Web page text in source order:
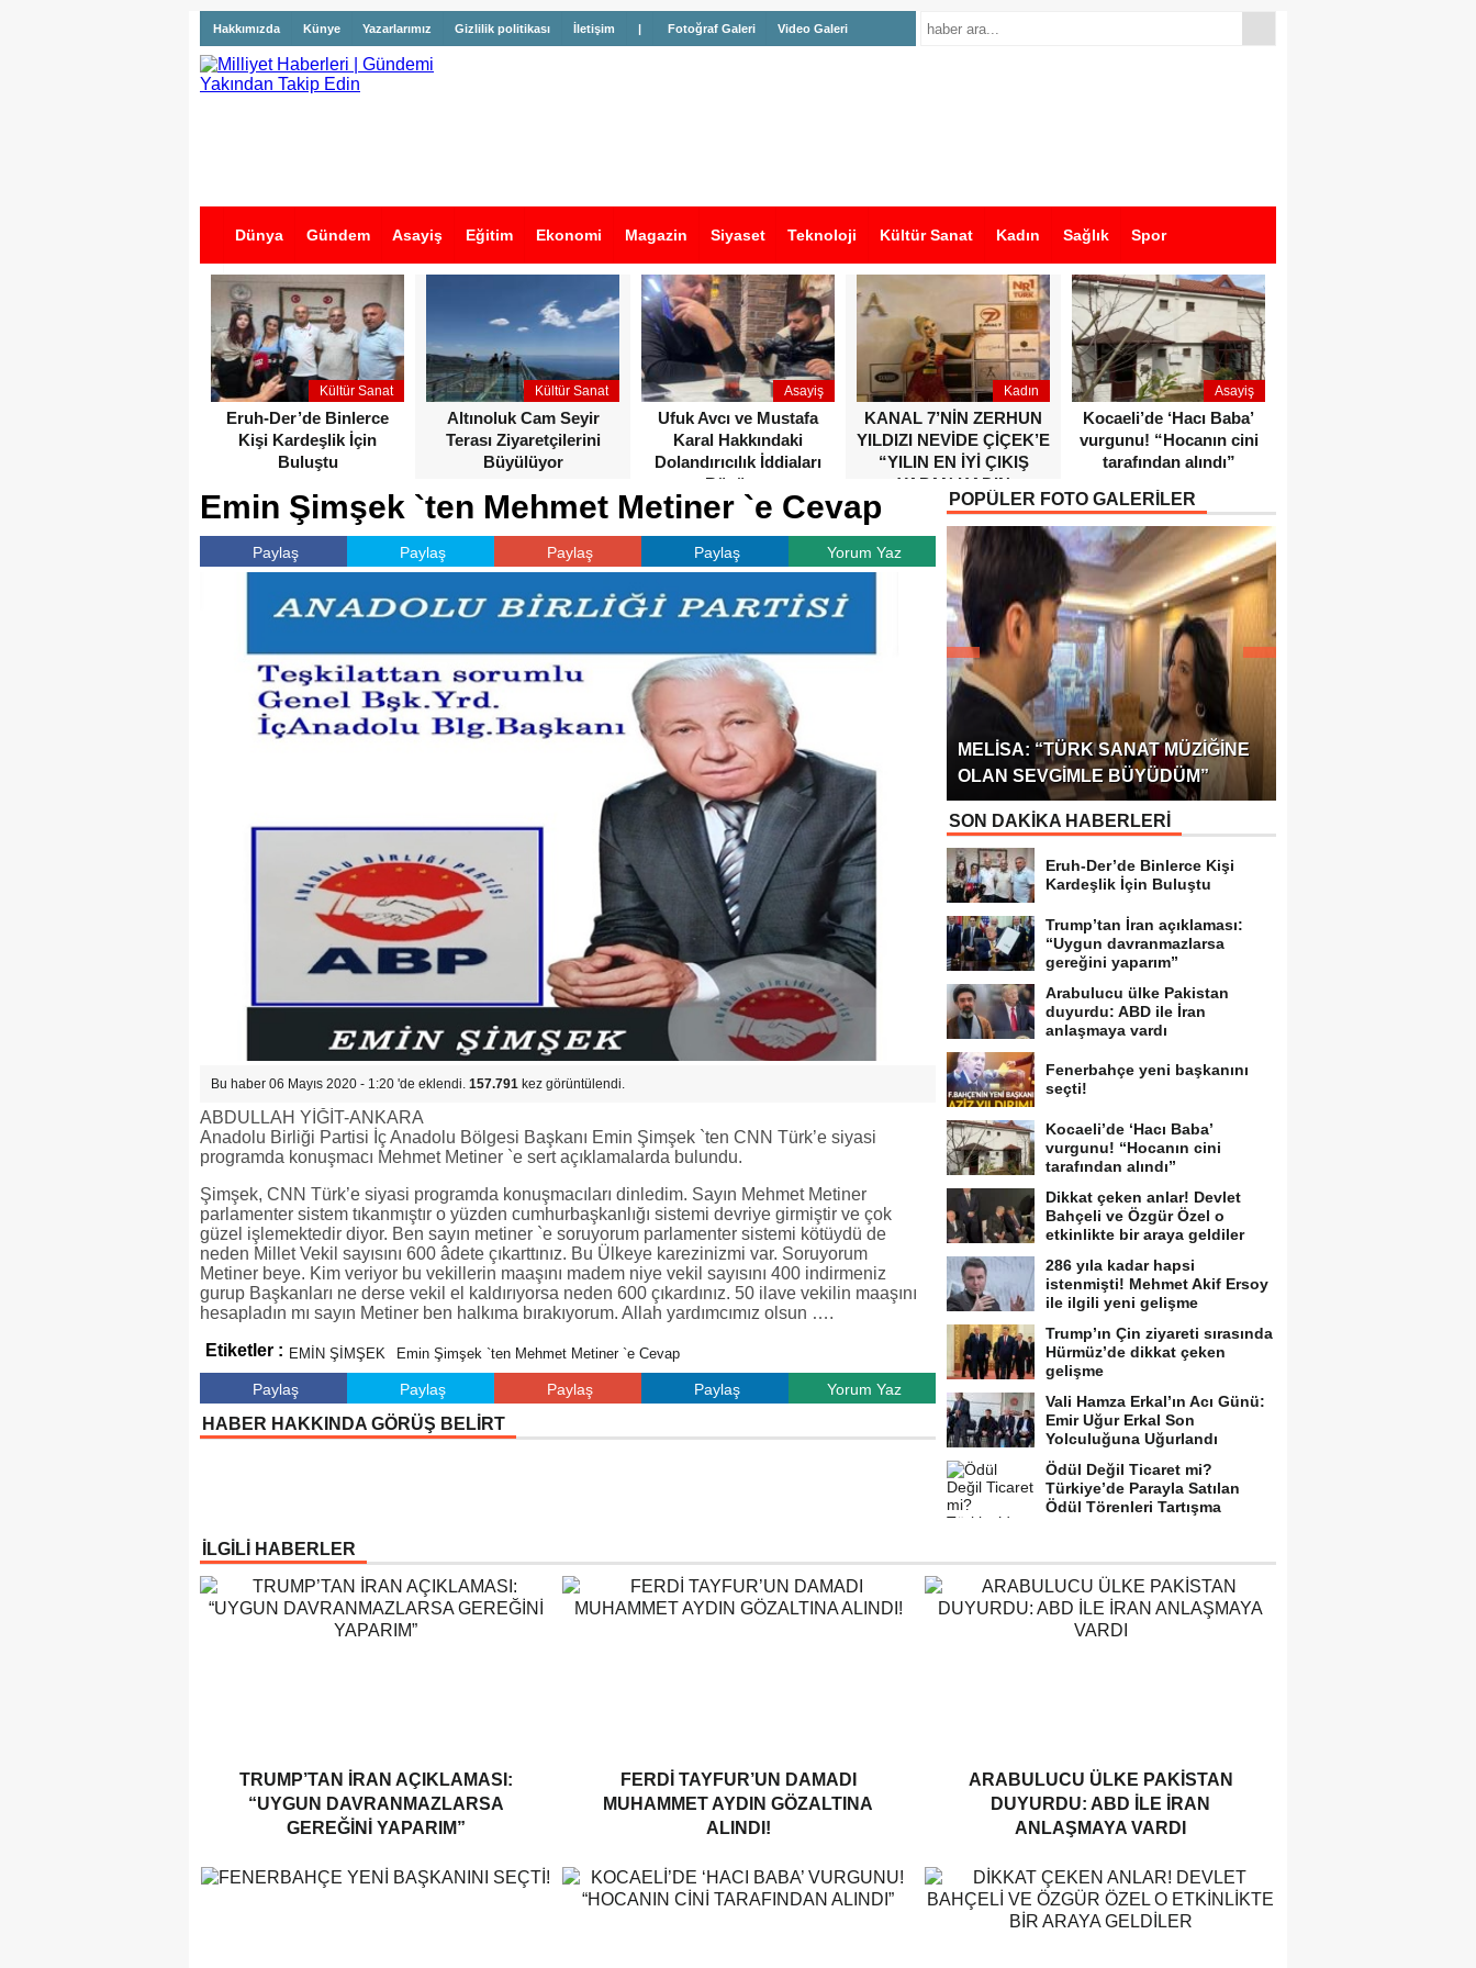
Hakkımızda Künye Yazarlarımız Gizlilik politikası İletişim | Fotoğraf Galeri Video Galeri
Dünya Gündem Asayiş Eğitim Ekonomi Magazin Siyaset Teknoloji Kültür Sanat Kadın Sağlık Spor
İş İlanları
Kültür Sanat
Eruh-Der’de Binlerce
Kişi Kardeşlik İçin
Buluştu
Kültür Sanat
Altınoluk Cam Seyir
Terası Ziyaretçilerini
Büyülüyor
Asayiş
Ufuk Avcı ve Mustafa
Karal Hakkındaki
Dolandırıcılık İddiaları
Büyüyor
Kadın
KANAL 7’NİN ZERHUN
YILDIZI NEVİDE ÇİÇEK’E
“YILIN EN İYİ ÇIKIŞ
YAPAN KADIN
OYUNCUSU” ÖDÜLÜ!
Asayiş
Kocaeli’de ‘Hacı Baba’
vurgunu! “Hocanın cini
tarafından alındı”
Emin Şimşek `ten Mehmet Metiner `e Cevap
Paylaş Paylaş Paylaş Paylaş Yorum Yaz
Bu haber 06 Mayıs 2020 - 1:20 'de eklendi. 157.791 kez görüntülendi.
ABDULLAH YİĞİT-ANKARA
Anadolu Birliği Partisi İç Anadolu Bölgesi Başkanı Emin Şimşek `ten CNN Türk’e siyasi
programda konuşmacı Mehmet Metiner `e sert açıklamalarda bulundu.
Şimşek, CNN Türk’e siyasi programda konuşmacıları dinledim. Sayın Mehmet Metiner
parlamenter sistem tıkanmıştır o yüzden cumhurbaşkanlığı sistemi devriye girmiştir ve çok
güzel işlemektedir diyor. Ben sayın metiner `e soruyorum parlamenter sistemi kötüydü de
neden Millet Vekil sayısını 600 âdete çıkarttınız. Bu Ülkeye karezinizmi var. Soruyorum
Metiner beye. Kim veriyor bu vekillerin maaşını madem niye vekil sayısını 400 indirmeniz
gurup Başkanları ne derse vekil el kaldırıyorsa neden 600 çıkardınız. 50 ilave vekilin maaşını
hesapladın mı sayın Metiner ben halkıma bırakıyorum. Allah yardımcımız olsun ….
Etiketler : EMİN ŞİMŞEK Emin Şimşek `ten Mehmet Metiner `e Cevap
Paylaş Paylaş Paylaş Paylaş Yorum Yaz
HABER HAKKINDA GÖRÜŞ BELİRT
POPÜLER FOTO GALERİLER
MELISA: “TÜRK SANAT MÜZIĞINE
OLAN SEVGIMLE BÜYÜDÜM”
SON DAKİKA HABERLERİ
Eruh-Der’de Binlerce Kişi
Kardeşlik İçin Buluştu
Trump’tan İran açıklaması:
“Uygun davranmazlarsa
gereğini yaparım”
Arabulucu ülke Pakistan
duyurdu: ABD ile İran
anlaşmaya vardı
Fenerbahçe yeni başkanını
seçti!
Kocaeli’de ‘Hacı Baba’
vurgunu! “Hocanın cini
tarafından alındı”
Dikkat çeken anlar! Devlet
Bahçeli ve Özgür Özel o
etkinlikte bir araya geldiler
286 yıla kadar hapsi
istenmişti! Mehmet Akif Ersoy
ile ilgili yeni gelişme
Trump’ın Çin ziyareti sırasında
Hürmüz’de dikkat çeken
gelişme
Vali Hamza Erkal’ın Acı Günü:
Emir Uğur Erkal Son
Yolculuğuna Uğurlandı
Ödül Değil Ticaret mi?
Türkiye’de Parayla Satılan
Ödül Törenleri Tartışma
İLGİLİ HABERLER
TRUMP’TAN İRAN AÇIKLAMASI:
“UYGUN DAVRANMAZLARSA
GEREĞINI YAPARIM”
FERDI TAYFUR’UN DAMADI
MUHAMMET AYDIN GÖZALTINA
ALINDI!
ARABULUCU ÜLKE PAKISTAN
DUYURDU: ABD ILE İRAN
ANLAŞMAYA VARDI